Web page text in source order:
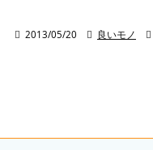
 2013/05/20  良いモノ 